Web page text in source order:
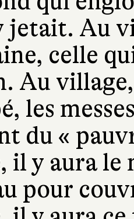
jetait. Au
celle
Au
les
du «
il y aura
pour